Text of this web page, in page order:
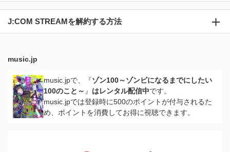
J:COM STREAMを解約する方法
music.jp
music.jpで、『ゾン100～ゾンビになるまでにしたい
100のこと～ 』 はレンタル配信中です。
music.jpでは登録時に500のポイントが付与されるた
め、ポイントを消費してお得に視聴できます。